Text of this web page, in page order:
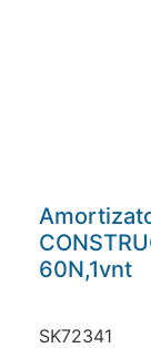
60N,1vnt
SK72341